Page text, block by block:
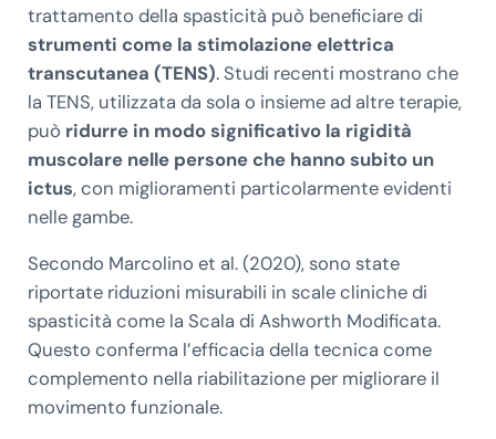
trattamento della spasticità può beneficiare di
strumenti come la stimolazione elettrica
transcutanea (TENS). Studi recenti mostrano che
la TENS, utilizzata da sola o insieme ad altre terapie,
può ridurre in modo significativo la rigidità
muscolare nelle persone che hanno subito un
ictus, con miglioramenti particolarmente evidenti
nelle gambe.
Secondo Marcolino et al. (2020), sono state
riportate riduzioni misurabili in scale cliniche di
spasticità come la Scala di Ashworth Modificata.
Questo conferma l’efficacia della tecnica come
complemento nella riabilitazione per migliorare il
movimento funzionale.